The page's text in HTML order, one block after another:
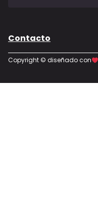
Contacto
Copyright © diseñado con